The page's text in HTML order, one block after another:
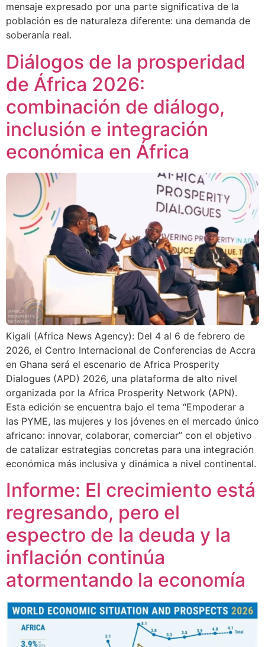
mensaje expresado por una parte significativa de la
población es de naturaleza diferente: una demanda de
soberanía real.
Diálogos de la prosperidad
de África 2026:
combinación de diálogo,
inclusión e integración
económica en África
Kigali (Africa News Agency): Del 4 al 6 de febrero de
2026, el Centro Internacional de Conferencias de Accra
en Ghana será el escenario de Africa Prosperity
Dialogues (APD) 2026, una plataforma de alto nivel
organizada por la Africa Prosperity Network (APN).
Esta edición se encuentra bajo el tema “Empoderar a
las PYME, las mujeres y los jóvenes en el mercado único
africano: innovar, colaborar, comerciar” con el objetivo
de catalizar estrategias concretas para una integración
económica más inclusiva y dinámica a nivel continental.
Informe: El crecimiento está
regresando, pero el
espectro de la deuda y la
inflación continúa
atormentando la economía